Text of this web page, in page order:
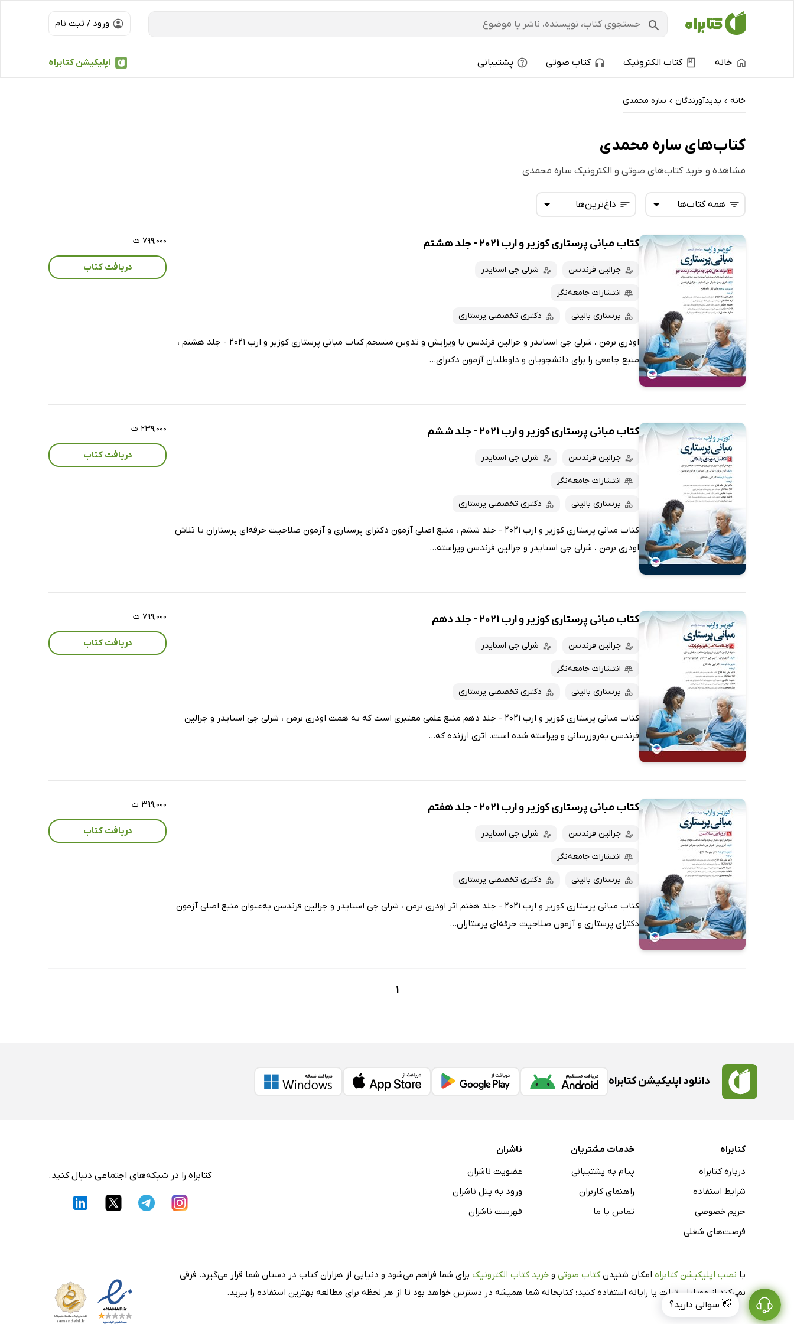
ورود / ثبت نام
اپلیکیشن کتابراه خانه کتاب الکترونیک کتاب صوتی پشتیبانی
خانه › پدیدآورندگان › ساره محمدی
کتاب‌های ساره محمدی
مشاهده و خرید کتاب‌های صوتی و الکترونیک ساره محمدی
داغ‌ترین‌ها
تازه‌ها
داغ‌ترین‌ها
پرفروش‌ها
پربحث‌ها
همه کتاب‌ها
همه کتاب‌ها
کتاب‌های صوتی
کتاب‌های متنی
کتاب مبانی پرستاری کوزیر و ارب 2021 - جلد هشتم
جرالین فرندسن شرلی جی اسنایدر
انتشارات جامعه‌نگر
پرستاری بالینی دکتری تخصصی پرستاری
اودری برمن ، شرلی جی اسنایدر و جرالین فرندسن با ویرایش و تدوین منسجم کتاب مبانی پرستاری کوزیر و ارب 2021 - جلد هشتم ،
منبع جامعی را برای دانشجویان و داوطلبان آزمون دکترای...
۷۹۹,۰۰۰ ت
دریافت کتاب
کتاب مبانی پرستاری کوزیر و ارب 2021 - جلد ششم
جرالین فرندسن شرلی جی اسنایدر
انتشارات جامعه‌نگر
پرستاری بالینی دکتری تخصصی پرستاری
کتاب مبانی پرستاری کوزیر و ارب 2021 - جلد ششم ، منبع اصلی آزمون دکترای پرستاری و آزمون صلاحیت حرفه‌ای پرستاران با تلاش
اودری برمن ، شرلی جی اسنایدر و جرالین فرندسن ویراسته...
۲۳۹,۰۰۰ ت
دریافت کتاب
کتاب مبانی پرستاری کوزیر و ارب 2021 - جلد دهم
جرالین فرندسن شرلی جی اسنایدر
انتشارات جامعه‌نگر
پرستاری بالینی دکتری تخصصی پرستاری
کتاب مبانی پرستاری کوزیر و ارب 2021 - جلد دهم منبع علمی معتبری است که به همت اودری برمن ، شرلی جی اسنایدر و جرالین
فرندسن به‌روزرسانی و ویراسته شده است. اثری ارزنده که...
۷۹۹,۰۰۰ ت
دریافت کتاب
کتاب مبانی پرستاری کوزیر و ارب 2021 - جلد هفتم
جرالین فرندسن شرلی جی اسنایدر
انتشارات جامعه‌نگر
پرستاری بالینی دکتری تخصصی پرستاری
کتاب مبانی پرستاری کوزیر و ارب 2021 - جلد هفتم اثر اودری برمن ، شرلی جی اسنایدر و جرالین فرندسن به‌عنوان منبع اصلی آزمون
دکترای پرستاری و آزمون صلاحیت حرفه‌ای پرستاران...
۳۹۹,۰۰۰ ت
دریافت کتاب
1
👋 سوالی دارید؟
دانلود اپلیکیشن کتابراه
کتابراه
درباره کتابراه
شرایط استفاده
حریم خصوصی
فرصت‌های شغلی
خدمات مشتریان
پیام به پشتیبانی
راهنمای کاربران
تماس با ما
ناشران
عضویت ناشران
ورود به پنل ناشران
فهرست ناشران
کتابراه را در شبکه‌های اجتماعی دنبال کنید.
با نصب اپلیکیشن کتابراه امکان شنیدن کتاب صوتی و خرید کتاب الکترونیک برای شما فراهم می‌شود و دنیایی از هزاران کتاب در دستان شما قرار می‌گیرد. فرقی
نمی‌کند از موبایل، تبلت یا رایانه استفاده کنید؛ کتابخانه شما همیشه در دسترس خواهد بود تا از هر لحظه برای مطالعه بهترین استفاده را ببرید.